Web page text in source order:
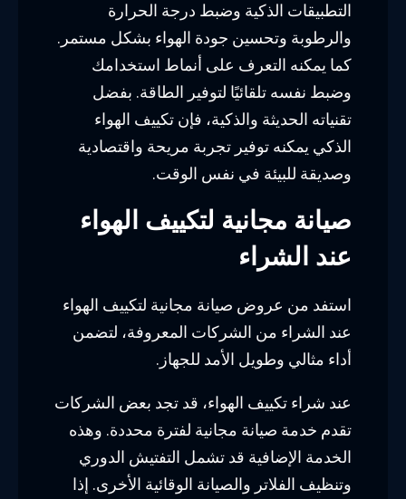
التطبيقات الذكية وضبط درجة الحرارة
والرطوبة وتحسين جودة الهواء بشكل مستمر.
كما يمكنه التعرف على أنماط استخدامك
وضبط نفسه تلقائيًا لتوفير الطاقة. بفضل
تقنياته الحديثة والذكية، فإن تكييف الهواء
الذكي يمكنه توفير تجربة مريحة واقتصادية
وصديقة للبيئة في نفس الوقت.
صيانة مجانية لتكييف الهواء
عند الشراء
استفد من عروض صيانة مجانية لتكييف الهواء
عند الشراء من الشركات المعروفة، لتضمن
أداء مثالي وطويل الأمد للجهاز.
عند شراء تكييف الهواء، قد تجد بعض الشركات
تقدم خدمة صيانة مجانية لفترة محددة. وهذه
الخدمة الإضافية قد تشمل التفتيش الدوري
وتنظيف الفلاتر والصيانة الوقائية الأخرى. إذا